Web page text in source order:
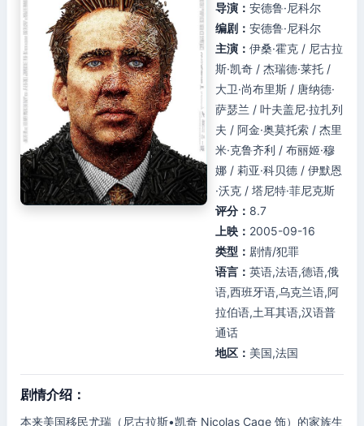
导演： 安德鲁·尼科尔
编剧： 安德鲁·尼科尔
主演： 伊桑·霍克 / 尼古拉
斯·凯奇 / 杰瑞德·莱托 /
大卫·尚布里斯 / 唐纳德·
萨瑟兰 / 叶夫盖尼·拉扎列
夫 / 阿金·奥莫托索 / 杰里
米·克鲁齐利 / 布丽姬·穆
娜 / 莉亚·科贝德 / 伊默恩
·沃克 / 塔尼特·菲尼克斯
评分： 8.7
上映： 2005-09-16
类型： 剧情/犯罪
语言： 英语,法语,德语,俄
语,西班牙语,乌克兰语,阿
拉伯语,土耳其语,汉语普
通话
地区： 美国,法国
剧情介绍：
本来美国移民尤瑞（尼古拉斯•凯奇 Nicolas Cage 饰）的家族生